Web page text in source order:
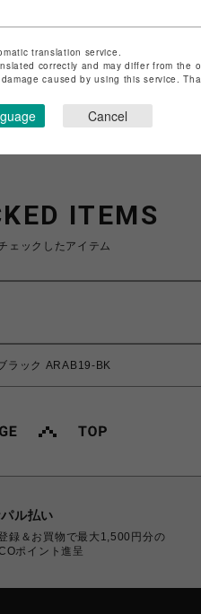
ら
ITEMS
ェックしたアイテム
ラック ARAB19-BK
ル払い
録＆お買物で最大1,500円分の
ポイント進呈
translation service.
correctly and may differ from the
caused by using this service.
Cancel